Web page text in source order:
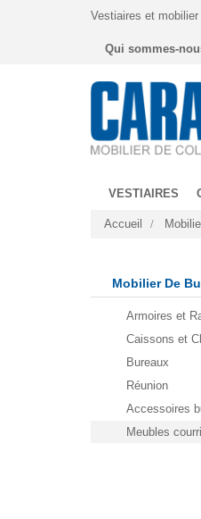
Vestiaires et
Qui sommes-
VESTIAIRES
Accueil
Mobilier De
Armoires et
Caissons et
Bureaux
Réunion
Accessoires
Meubles